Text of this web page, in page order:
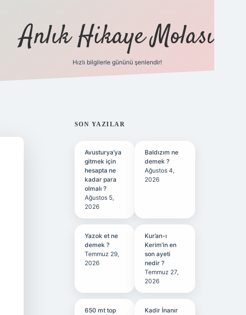
Anlık Hikaye Molası
Hızlı bilgilerle gününü şenlendir!
SIDEBAR
SON YAZILAR
Avusturya’ya
gitmek için
hesapta ne
kadar para
olmalı ?
Ağustos 5,
2026
Baldızım ne
demek ?
Ağustos 4,
2026
Yazok et ne
demek ?
Temmuz 29,
2026
Kur’an-ı
Kerim’in en
son ayeti
nedir ?
Temmuz 27,
2026
650 mt top
Kadir İnanır